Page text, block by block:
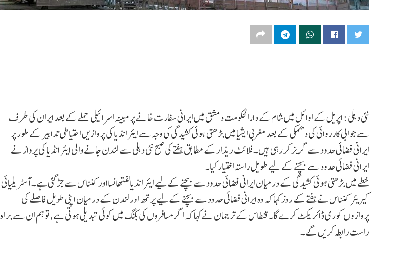
نئی دہلی : اپریل کے اوائل میں شام کے دارالحکومت دمشق میں ایرانی سفارت خانے پر مبینہ اسرائیلی حملے کے بعد ایران کی طرف
سے جوابی کارروائی کی دھمکی کے بعد مغربی ایشیا میں بڑھتی ہوئی کشیدگی کی وجہ سے ایئر انڈیا کی پروازیں احتیاطی تدابیر کے طور پر
ایرانی فضائی حدود سے گریز کر رہی ہیں۔ فلائٹ ریڈار کے مطابق ہفتے کی صبح نئی دہلی سے لندن جانے والی ایئر انڈیا کی پرواز نے
ایرانی فضائی حدود سے بچنے کے لیے طویل راستہ اختیار کیا۔
خطے میں بڑھتی ہوئی کشیدگی کے درمیان ایرانی فضائی حدود سے بچنے کے لیے ایئر انڈیالفتھانسااورکنٹاس سے جڑ گئی ہے۔ آسٹریلیائی
کیریئر کنٹاس نے ہفتے کے روز کہا کہ وہ ایرانی فضائی حدود سے بچنے کے لیے پرتھ اور لندن کے درمیان اپنی طویل فاصلے کی
پروازوں کو ری ڈائریکٹ کرے گا۔ قنطاس کے ترجمان نے کہا کہ اگر مسافروں کی بکنگ میں کوئی تبدیلی ہوتی ہے، تو ہم ان سے براہ
راست رابطہ کریں گے۔